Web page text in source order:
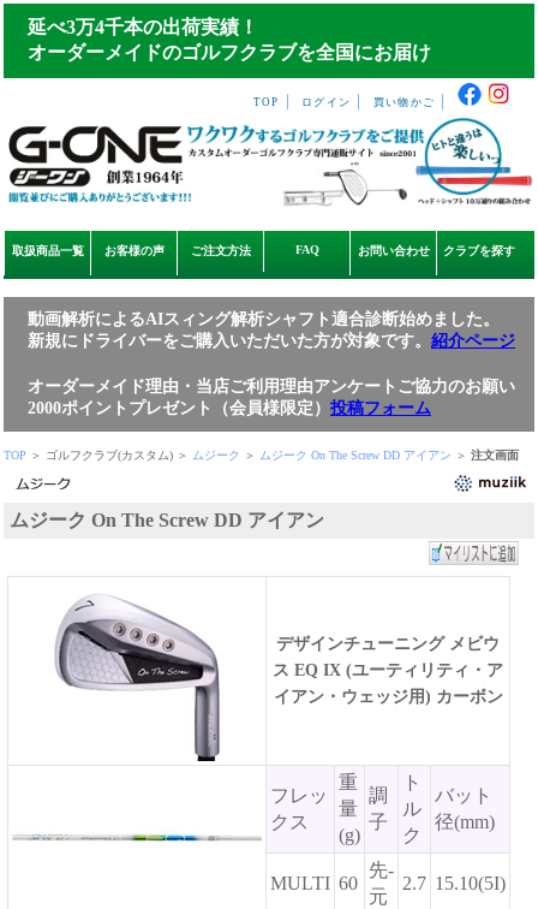
延べ3万4千本の出荷実績！
オーダーメイドのゴルフクラブを全国にお届け
TOP ログイン 買い物かご
取扱商品一覧 お客様の声 ご注文方法 FAQ お問い合わせ クラブを探す
動画解析によるAIスィング解析シャフト適合診断始めました。
新規にドライバーをご購入いただいた方が対象です。 紹介ページ
オーダーメイド理由・当店ご利用理由アンケートご協力のお願い
2000ポイントプレゼント（会員様限定） 投稿フォーム
TOP ＞ ゴルフクラブ(カスタム) ＞ ムジーク ＞ ムジーク On The Screw DD アイアン ＞ 注文画面
ムジーク On The Screw DD アイアン
デザインチューニング メビウ
ス EQ IX (ユーティリティ・ア
イアン・ウェッジ用) カーボン
フレッ
クス
重
量
(g)
調
子
ト
ル
ク
バット
径(mm)
MULTI 60
先-
元
2.7 15.10(5I)